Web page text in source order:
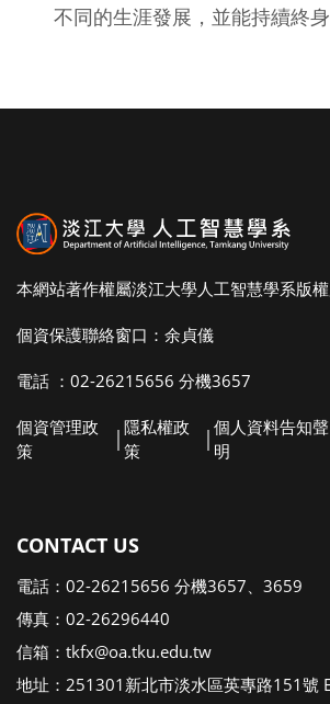
不同的生涯發展，並能持續終身
本網站著作權屬淡江大學人工智慧學系版
個資保護聯絡窗口：余貞儀
電話 ：02-26215656 分機3657
個資管理政
策
隱私權政
策
個人資料告知聲
明
CONTACT US
電話：02-26215656 分機3657、
傳真：02-26296440
信箱：tkfx@oa.tku.edu.tw
地址：251301新北市淡水區英專路151號